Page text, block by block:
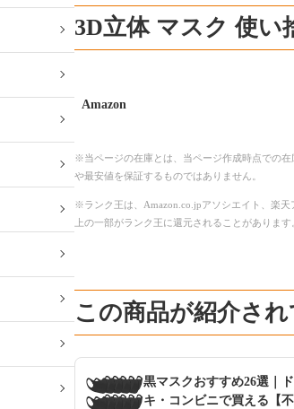
3D立体 マスク 使い
Amazon
※当ページの在庫とは、当ページ作成時点での
や最安値を保証するものではありません。
※ランク王は、Amazon.co.jpアソシエイト、楽
上の一部がランク王に還元されることがあります
この商品が紹介さ
黒マスクおすすめ26選｜
キ・コンビニで買える【